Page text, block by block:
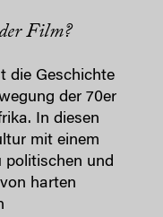
Film?
die Geschichte
der 70er
In diesen
mit einem
politischen und
harten